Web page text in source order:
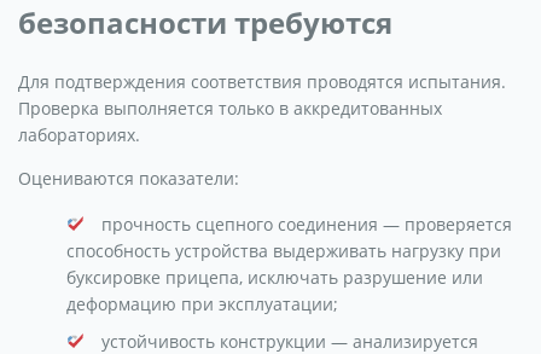
безопасности требуются
Для подтверждения соответствия проводятся испытания.
Проверка выполняется только в аккредитованных
лабораториях.
Оцениваются показатели:
прочность сцепного соединения — проверяется
способность устройства выдерживать нагрузку при
буксировке прицепа, исключать разрушение или
деформацию при эксплуатации;
устойчивость конструкции — анализируется